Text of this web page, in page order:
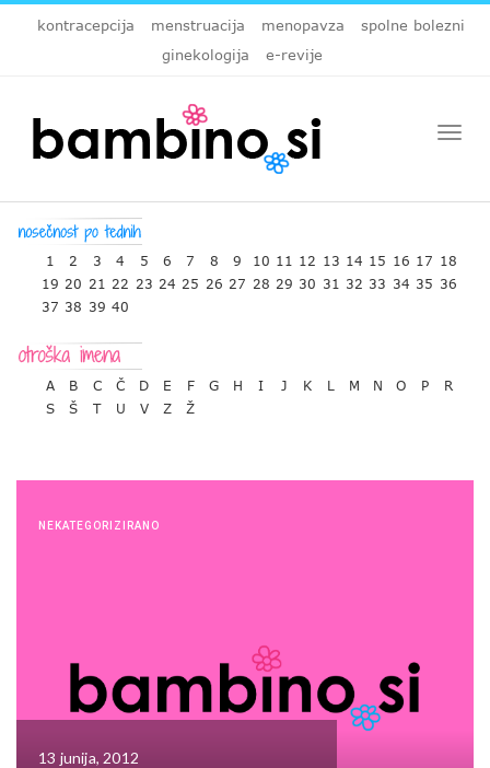
kontracepcija menstruacija menopavza
spolne bolezni
ginekologija
e-revije
1 2 3 4 5 6 7 8 9 10 11 12 13 14 15 16 17 18
19 20 21 22 23 24 25 26 27 28 29 30 31 32 33 34 35 36
37 38 39 40
A B C Č D E F G H I J K L M N O P
R
S
Š T U V Z Ž
NEKATEGORIZIRANO
13 junija, 2012